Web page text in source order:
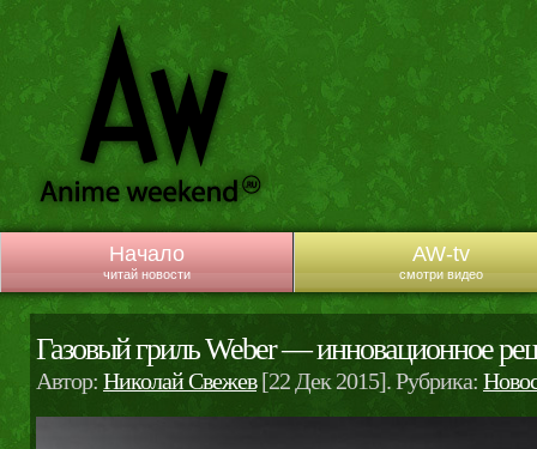
Начало
читай новости
AW-tv
смотри видео
Газовый гриль Weber — инновационное
Автор: Николай Свежев[22 Дек 2015]. Рубрика: